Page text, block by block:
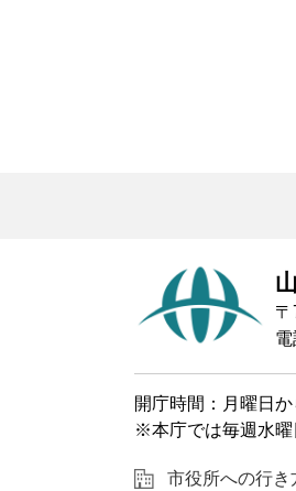
開庁時間：月曜日
※本庁では毎週水曜
市役所への行き